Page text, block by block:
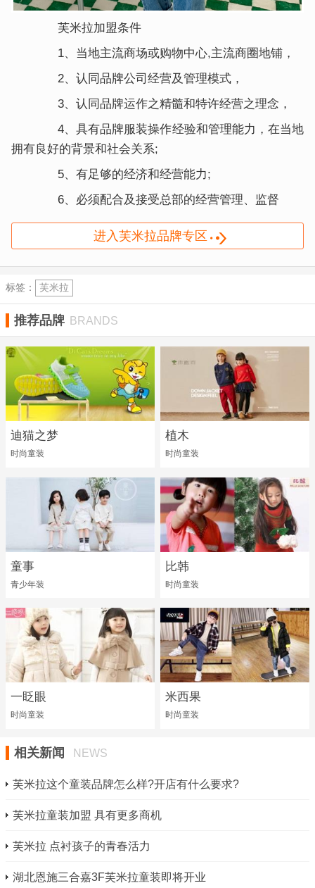
芙米拉加盟条件
1、当地主流商场或购物中心,主流商圈地铺，
2、认同品牌公司经营及管理模式，
3、认同品牌运作之精髓和特许经营之理念，
4、具有品牌服装操作经验和管理能力，在当地
拥有良好的背景和社会关系;
5、有足够的经济和经营能力;
6、必须配合及接受总部的经营管理、监督
进入芙米拉品牌专区
标签： 芙米拉
推荐品牌 BRANDS
迪猫之梦
时尚童装
植木
时尚童装
童事
青少年装
比韩
时尚童装
一眨眼
时尚童装
米西果
时尚童装
相关新闻 NEWS
芙米拉这个童装品牌怎么样?开店有什么要求?
芙米拉童装加盟 具有更多商机
芙米拉 点衬孩子的青春活力
湖北恩施三合嘉3F芙米拉童装即将开业